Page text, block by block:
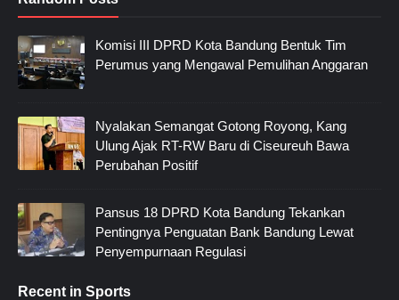
Komisi III DPRD Kota Bandung Bentuk Tim
Perumus yang Mengawal Pemulihan Anggaran
Nyalakan Semangat Gotong Royong, Kang
Ulung Ajak RT-RW Baru di Ciseureuh Bawa
Perubahan Positif
Pansus 18 DPRD Kota Bandung Tekankan
Pentingnya Penguatan Bank Bandung Lewat
Penyempurnaan Regulasi
Recent in Sports